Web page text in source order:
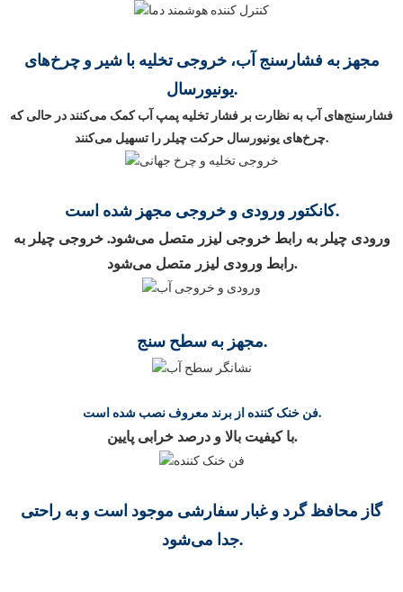
مجهز به فشارسنج آب، خروجی تخلیه با شیر و چرخ‌های
یونیورسال.
فشارسنج‌های آب به نظارت بر فشار تخلیه پمپ آب کمک می‌کنند در حالی که
چرخ‌های یونیورسال حرکت چیلر را تسهیل می‌کنند.
کانکتور ورودی و خروجی مجهز شده است.
ورودی چیلر به رابط خروجی لیزر متصل می‌شود. خروجی چیلر به
رابط ورودی لیزر متصل می‌شود.
مجهز به سطح سنج.
فن خنک کننده از برند معروف نصب شده است.
با کیفیت بالا و درصد خرابی پایین.
گاز محافظ گرد و غبار سفارشی موجود است و به راحتی
جدا می‌شود.